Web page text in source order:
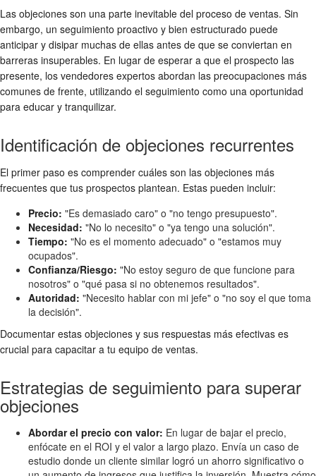
Las objeciones son una parte inevitable del proceso de ventas. Sin
embargo, un seguimiento proactivo y bien estructurado puede
anticipar y disipar muchas de ellas antes de que se conviertan en
barreras insuperables. En lugar de esperar a que el prospecto las
presente, los vendedores expertos abordan las preocupaciones más
comunes de frente, utilizando el seguimiento como una oportunidad
para educar y tranquilizar.
Identificación de objeciones recurrentes
El primer paso es comprender cuáles son las objeciones más
frecuentes que tus prospectos plantean. Estas pueden incluir:
Precio: "Es demasiado caro" o "no tengo presupuesto".
Necesidad: "No lo necesito" o "ya tengo una solución".
Tiempo: "No es el momento adecuado" o "estamos muy
ocupados".
Confianza/Riesgo: "No estoy seguro de que funcione para
nosotros" o "qué pasa si no obtenemos resultados".
Autoridad: "Necesito hablar con mi jefe" o "no soy el que toma
la decisión".
Documentar estas objeciones y sus respuestas más efectivas es
crucial para capacitar a tu equipo de ventas.
Estrategias de seguimiento para superar
objeciones
Abordar el precio con valor: En lugar de bajar el precio,
enfócate en el ROI y el valor a largo plazo. Envía un caso de
estudio donde un cliente similar logró un ahorro significativo o